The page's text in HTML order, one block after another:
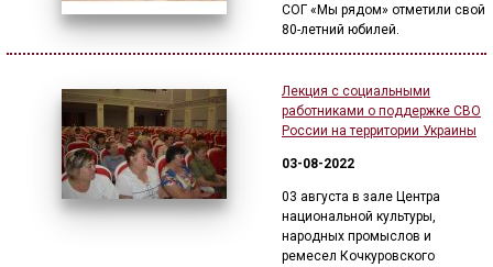
СОГ «Мы рядом» отметили свой
80-летний юбилей.
Лекция с социальными
работниками о поддержке СВО
России на территории Украины
03-08-2022
03 августа в зале Центра
национальной культуры,
народных промыслов и
ремесел Кочкуровского